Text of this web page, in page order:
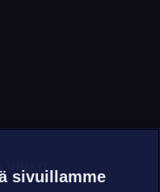
VINKIT
sivuillamme